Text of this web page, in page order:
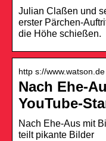
Julian Claßen und
erster Pärchen-
die Höhe schießen.
http s://
Nach Ehe-
YouTube-
Nach Ehe-Aus mit
teilt pikante Bilder